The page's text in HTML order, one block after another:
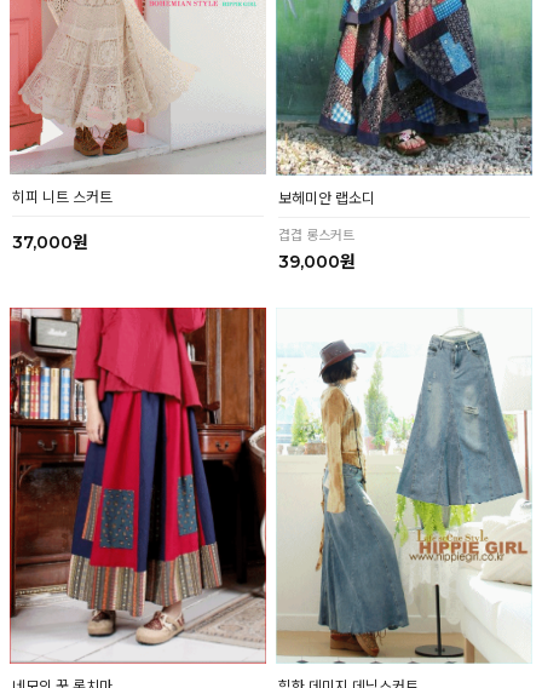
히피 니트 스커트
37,000원
보헤미안 랩소디
겹겹 롱스커트
39,000원